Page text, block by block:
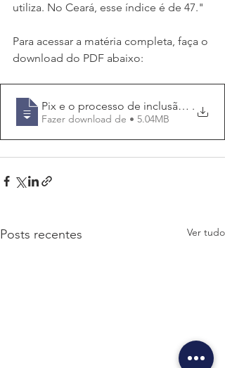
utiliza. No Ceará, esse índice é de 47."
Para acessar a matéria completa, faça o
download do PDF abaixo:
Pix e o processo de inclusão dos
.
Fazer download de • 5.04MB
Posts recentes Ver tudo